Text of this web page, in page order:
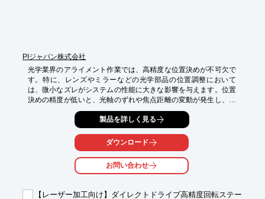
PIジャパン株式会社
光学業界のアライメント作業では、高精度な位置決めが不可欠で
す。特に、レンズやミラーなどの光学部品の位置調整において
は、微小なズレがシステムの性能に大きな影響を与えます。位置
決めの精度が低いと、光軸のずれや焦点距離の変動が発生し、最
終的な製品の品質を損なう可能性があります。V-731は、高精度
な位置決めを実現し、光学アライメント作業の効率化と品質向上
に貢献します。
【活用シーン】
・光学部品の位置調整
・レーザー加工
【導入の効果】
製品を詳しく見る
ダウンロード
お問い合わせ
【レーザー加工向け】ダイレクトドライブ高精度回転ステー